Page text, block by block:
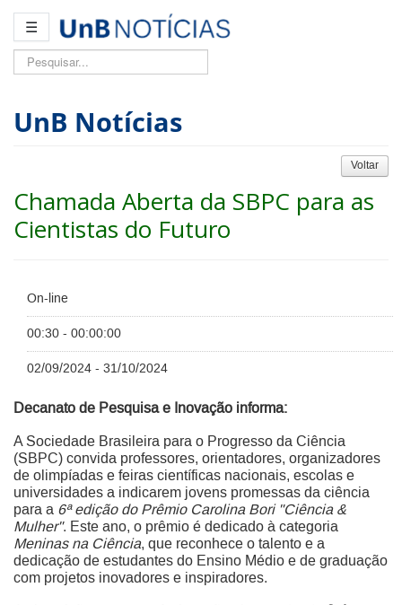
☰
Pesquisar...
UnB Notícias
Voltar
Chamada Aberta da SBPC para as
Cientistas do Futuro
On-line
00:30 - 00:00:00
02/09/2024 - 31/10/2024
Decanato de Pesquisa e Inovação informa:
A Sociedade Brasileira para o Progresso da Ciência
(SBPC) convida professores, orientadores, organizadores
de olimpíadas e feiras científicas nacionais, escolas e
universidades a indicarem jovens promessas da ciência
para a 6ª edição do Prêmio Carolina Bori "Ciência &
Mulher". Este ano, o prêmio é dedicado à categoria
Meninas na Ciência, que reconhece o talento e a
dedicação de estudantes do Ensino Médio e de graduação
com projetos inovadores e inspiradores.